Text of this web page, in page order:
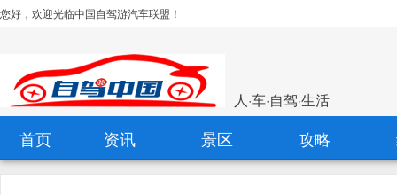
您好，欢迎光临中国自驾游汽车联盟！
人·车·自驾·生活
首页 资讯 景区 攻略